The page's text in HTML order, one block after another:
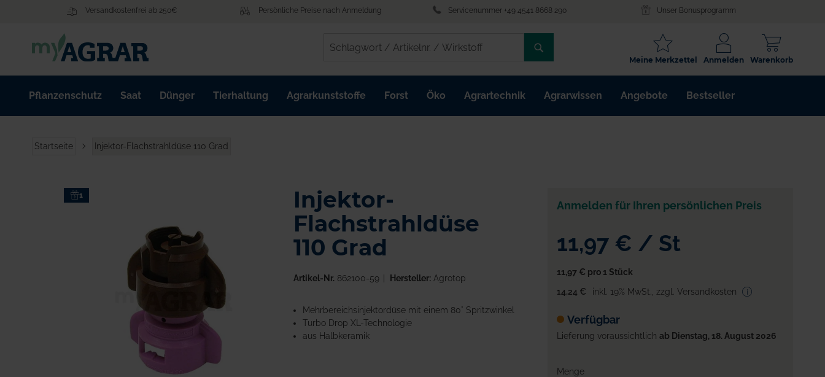
Versandkostenfrei ab 250€ Persönliche Preise nach Anmeldung Servicenummer +49 4541 8668 290 Unser Bonusprogramm
/
ARTIKELNR.
/
Warenkorb
Anmelden
Meine Merkzettel
Pflanzenschutz Saat Dünger Tierhaltung Agrarkunststoffe Forst Öko Agrartechnik Agrarwissen Angebote Bestseller
Startseite Injektor-Flachstrahldüse 110 Grad
1
Injektor-
Flachstrahldüse
110 Grad
Artikel-Nr. 862100-59 Hersteller:Agrotop
Mehrbereichsinjektordüse mit einem 80° Spritzwinkel
Turbo Drop XL-Technologie
aus Halbkeramik
Anmelden für Ihren persönlichen Preis
11,97 € / St
11,97 € pro 1 Stück
14,24 €
inkl. 19% MwSt. zzgl. Versandkosten
Verfügbar
Lieferung voraussichtlich ab Dienstag, 18. August 2026
Menge